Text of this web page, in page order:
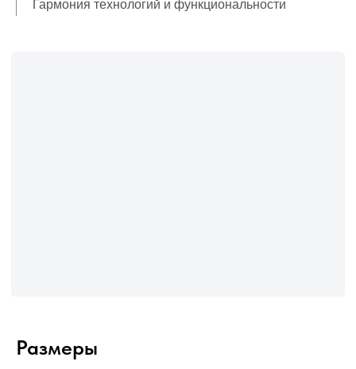
Гармония технологий и функциональности
Размеры